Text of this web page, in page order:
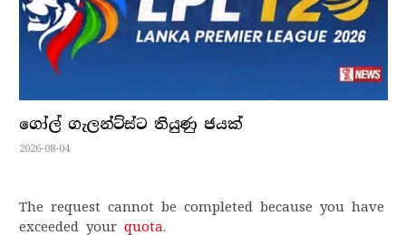
ගෝල් ගැලන්ට්ස්ට තියුණු ජයක්
2026-08-04
The request cannot be completed because you have
exceeded your quota.